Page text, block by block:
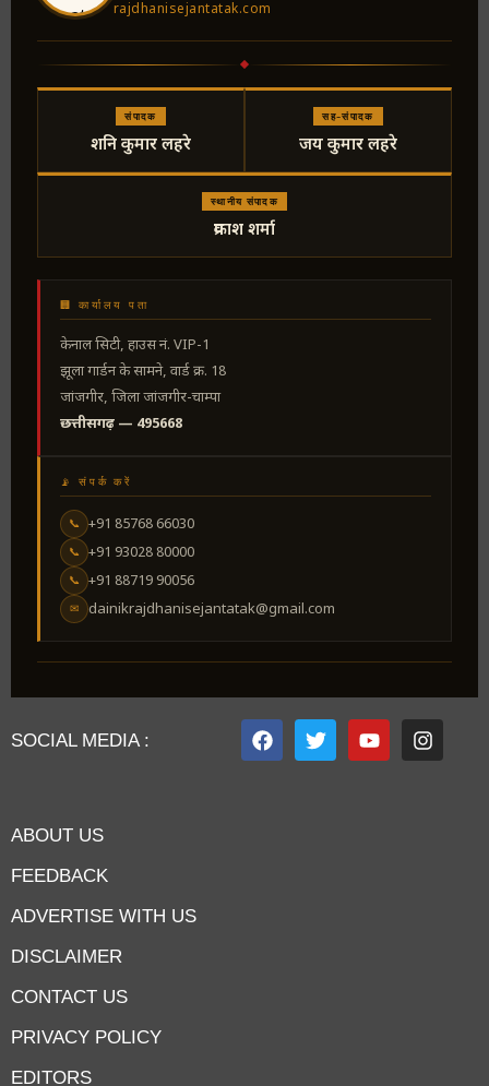
rajdhanisejantatak.com
संपादक
शनि कुमार लहरे
सह-संपादक
जय कुमार लहरे
स्थानीय संपादक
प्रकाश शर्मा
🏢 कार्यालय पता
केनाल सिटी, हाउस नं. VIP-1
झूला गार्डन के सामने, वार्ड क्र. 18
जांजगीर, जिला जांजगीर-चाम्पा
छत्तीसगढ़ — 495668
📡 संपर्क करें
📞 +91 85768 66030
📞 +91 93028 80000
📞 +91 88719 90056
✉ dainikrajdhanisejantatak@gmail.com
SOCIAL MEDIA :
ABOUT US
FEEDBACK
ADVERTISE WITH US
DISCLAIMER
CONTACT US
PRIVACY POLICY
EDITORS